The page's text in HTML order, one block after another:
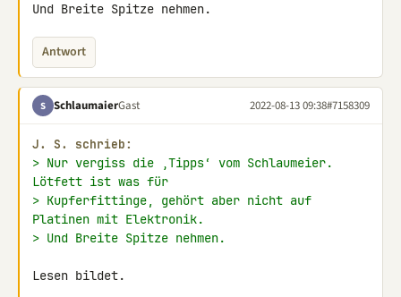
Und Breite Spitze nehmen.
Antwort
S SchlaumaierGast 2022-08-13 09:38#7158309
J. S. schrieb:
> Nur vergiss die ‚Tipps‘ vom Schlaumeier.
Lötfett ist was für
> Kupferfittinge, gehört aber nicht auf
Platinen mit Elektronik.
> Und Breite Spitze nehmen.
Lesen bildet.